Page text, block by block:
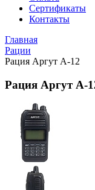
Сертификаты
Контакты
Главная
Рации
Рация Аргут А-12
Рация Аргут А-